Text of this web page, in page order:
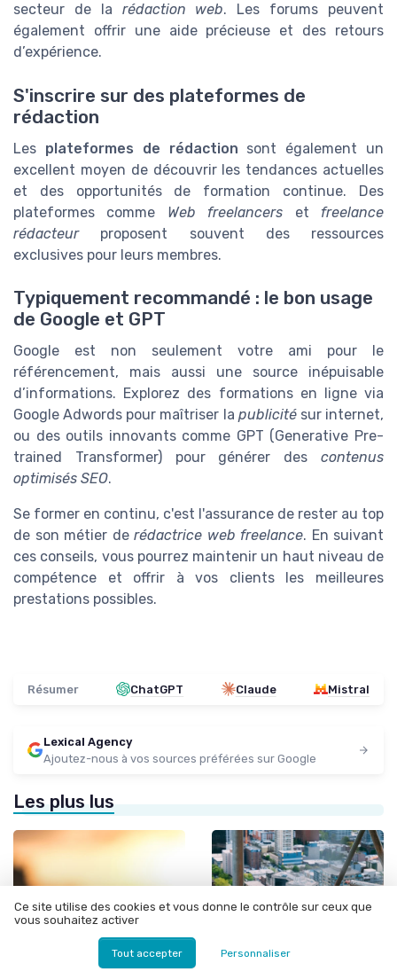
secteur de la rédaction web. Les forums peuvent
également offrir une aide précieuse et des retours
d’expérience.
S'inscrire sur des plateformes de
rédaction
Les plateformes de rédaction sont également un
excellent moyen de découvrir les tendances actuelles
et des opportunités de formation continue. Des
plateformes comme Web freelancers et freelance
rédacteurproposent souvent des ressources
exclusives pour leurs membres.
Typiquement recommandé : le bon usage
de Google et GPT
Google est non seulement votre ami pour le
référencement, mais aussi une source inépuisable
d’informations. Explorez des formations en ligne via
Google Adwords pour maîtriser la publicitésur internet,
ou des outils innovants comme GPT (Generative Pre-
trained Transformer) pour générer des contenus
optimisés SEO.
Se former en continu, c'est l'assurance de rester au top
de son métier de rédactrice web freelance. En suivant
ces conseils, vous pourrez maintenir un haut niveau de
compétence et offrir à vos clients les meilleures
prestations possibles.
Résumer ChatGPT Claude Mistral
Lexical Agency
Ajoutez-nous à vos sources préférées sur Google
Les plus lus
Ce site utilise des cookies et vous donne le contrôle sur ceux que
vous souhaitez activer
Tout accepter Personnaliser